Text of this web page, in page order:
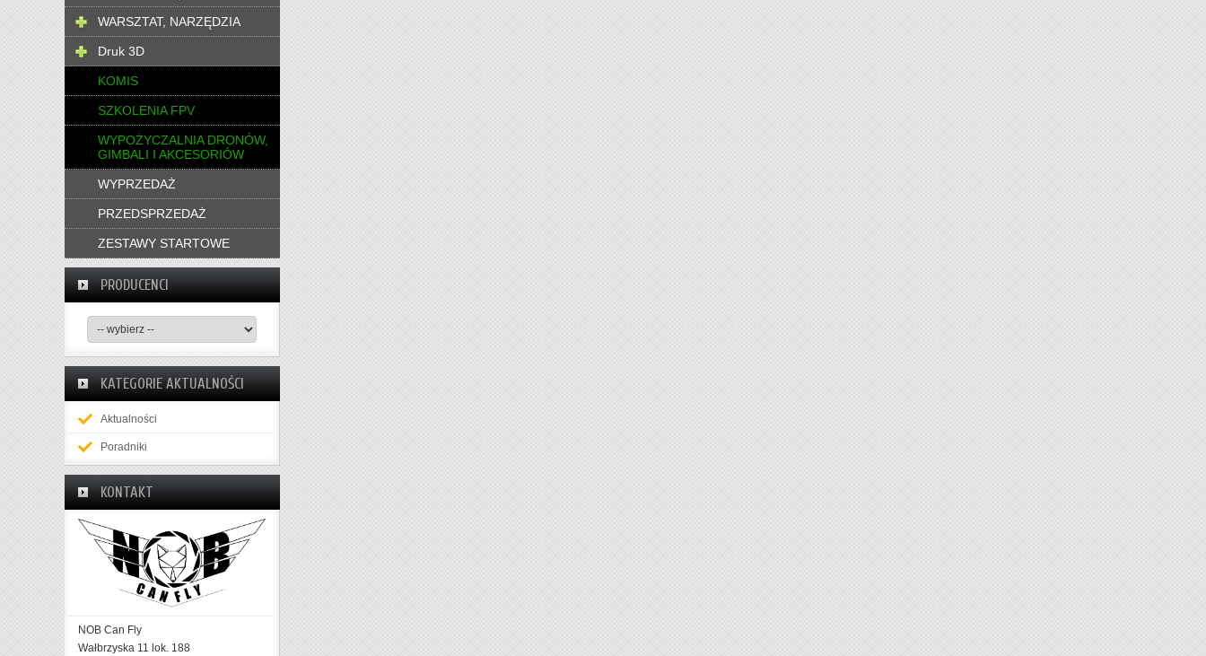
WARSZTAT, NARZĘDZIA
Druk 3D
KOMIS
SZKOLENIA FPV
WYPOŻYCZALNIA DRONÓW,
GIMBALI I AKCESORIÓW
WYPRZEDAŻ
PRZEDSPRZEDAŻ
ZESTAWY STARTOWE
PRODUCENCI
KATEGORIE AKTUALNOŚCI
Aktualności
Poradniki
KONTAKT
NOB Can Fly
Wałbrzyska 11 lok. 188